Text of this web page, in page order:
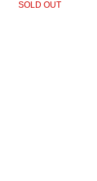
SOLD OUT